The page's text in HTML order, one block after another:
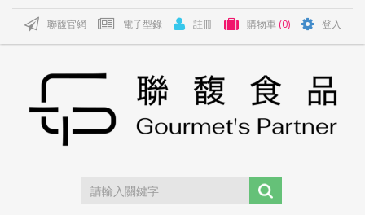
聯馥官網 電子型錄 註冊 購物車 (0) 登入